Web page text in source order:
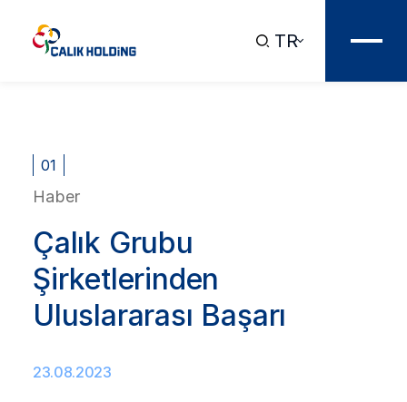
TR
01
Haber
Çalık Grubu
Şirketlerinden
Uluslararası Başarı
23.08.2023